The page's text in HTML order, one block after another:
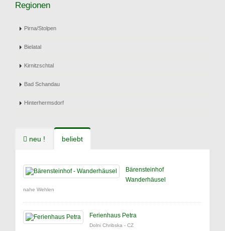
Regionen
Pirna/Stolpen
Bielatal
Kirnitzschtal
Bad Schandau
Hinterhermsdorf
neu ! beliebt
Bärensteinhof
Wanderhäusel
nahe Wehlen
Ferienhaus Petra
Dolni Chribska - CZ